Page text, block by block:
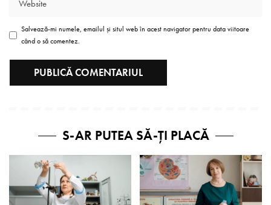
Salvează-mi numele, emailul și situl web în acest navigator pentru data viitoare
când o să comentez.
S-AR PUTEA SĂ-ȚI PLACĂ